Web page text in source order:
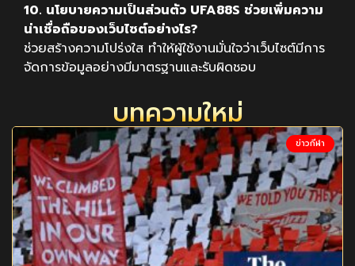
10. นโยบายความเป็นส่วนตัว UFA88S ช่วยเพิ่มความ
น่าเชื่อถือของเว็บไซต์อย่างไร?
ช่วยสร้างความโปร่งใส ทำให้ผู้ใช้งานมั่นใจว่าเว็บไซต์มีการ
จัดการข้อมูลอย่างมีมาตรฐานและรับผิดชอบ
บทความใหม่
ข่าวกีฬา